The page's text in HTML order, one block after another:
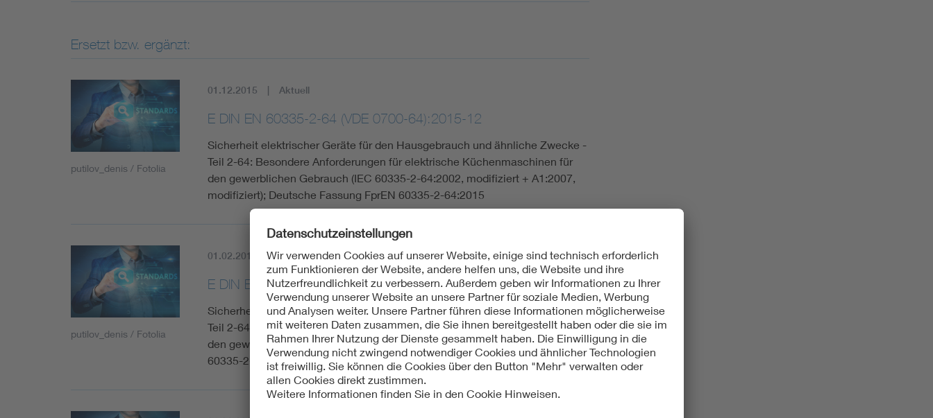
Ersetzt bzw. ergänzt:
putilov_denis / Fotolia
01.12.2015 Aktuell
E DIN EN 60335-2-64 (VDE 0700-64):2015-12
Sicherheit elektrischer Geräte für den Hausgebrauch und ähnliche Zwecke -
Teil 2-64: Besondere Anforderungen für elektrische Küchenmaschinen für
den gewerblichen Gebrauch (IEC 60335-2-64:2002, modifiziert + A1:2007,
modifiziert); Deutsche Fassung FprEN 60335-2-64:2015
putilov_denis / Fotolia
01.02.2017 Aktuell
E DIN EN 60335-2-64/A3 (VDE 0700-64/A4):2017-02
Sicherheit elektrischer Geräte für den Hausgebrauch und ähnliche Zwecke -
Teil 2-64: Besondere Anforderungen für elektrische Küchenmaschinen für
den gewerblichen Gebrauch (IEC 61/5126/CDV:2016); Deutsche Fassung EN
60335-2-64:2016/FprA2:2016